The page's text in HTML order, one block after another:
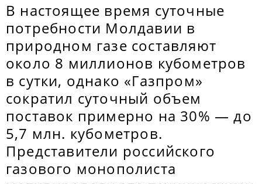
В настоящее время суточные
потребности Молдавии в
природном газе составляют
около 8 миллионов кубометров
в сутки, однако «Газпром»
сократил суточный объем
поставок примерно на 30% — до
5,7 млн. кубометров.
Представители российского
газового монополиста